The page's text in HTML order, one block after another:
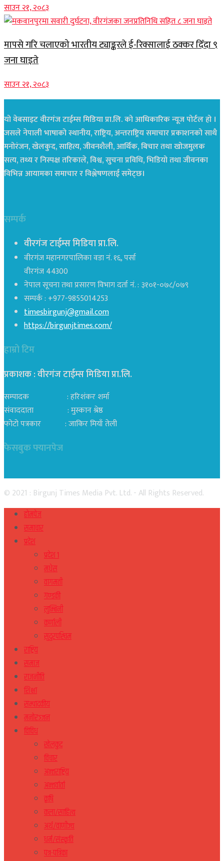
साउन २१, २०८३
मापसे गरि चलाएको भारतीय ट्याङ्करले ई-रिक्सालाई ठक्कर दिँदा ९
जना घाइते
साउन २१, २०८३
यो वेबसाइट वीरगंज टाईम्स मिडिया प्रा.लि. को आधिकारिक न्यूज पोर्टल हो ।
जसले नेपाली भाषाको स्थानीय, राष्ट्रिय, अन्तराष्ट्रिय समाचार प्रकाशनको साथै
मनोरंजन, खेलकुद, साहित्य, जीवनशैली, आर्थिक, बिचार तथा खोजमुलक
सत्य, तथ्य र निस्पक्ष तरिकाले, विश्व, सुचना प्रविधि, भिडियो तथा जीवनका
विभिन्न आयामका समाचार र विश्लेषणलाई समेट्छ।
सम्पर्क
वीरगंज टाईम्स मिडिया प्रा.लि.
वीरगंज महानगरपालिका वडा नं. १६, पर्सा
वीरगंज 44300
नेपाल सूचना तथा प्रसारण विभाग दर्ता नं. : ३१०१-०७८/०७९
सम्पर्क : +977-9855014253
timesbirgunj@gmail.com
https://birgunjtimes.com/
हाम्रो टिम
प्रकाशक : वीरगंज टाईम्स मिडिया प्रा‍.लि.
सम्पादक : हरिशंकर शर्मा
संवाददाता : मुस्कान श्रेष्ठ
फोटो पत्रकार : जाकिर मियाँ तेली
फेसबुक फ्यानपेज
© 2021 : Birgunj Times Media Pvt. Ltd. - All Rights Reserved.
होमपेज
समाचार
प्रदेश
प्रदेश १
मधेस
वागमती
गण्डकी
लुम्बिनी
कर्णाली
सुदुरपस्चिम
राष्ट्रिय
समाज
राजनीति
शिक्षा
सम्पादकीय
मनोरञ्जन
विविध
खेलकुद
विचार
अन्तराष्ट्रिय
अन्तर्वार्ता
कृषि
कला/साहित्य
अर्थ/वाणीज्य
धर्म/संस्कृति
पत्र-पत्रिका